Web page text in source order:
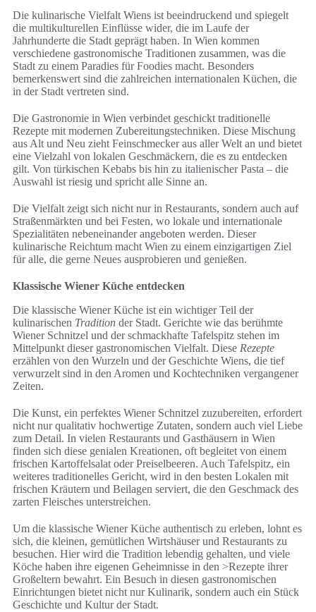
Die kulinarische Vielfalt Wiens ist beeindruckend und spiegelt
die multikulturellen Einflüsse wider, die im Laufe der
Jahrhunderte die Stadt geprägt haben. In Wien kommen
verschiedene gastronomische Traditionen zusammen, was die
Stadt zu einem Paradies für Foodies macht. Besonders
bemerkenswert sind die zahlreichen internationalen Küchen, die
in der Stadt vertreten sind.
Die Gastronomie in Wien verbindet geschickt traditionelle
Rezepte mit modernen Zubereitungstechniken. Diese Mischung
aus Alt und Neu zieht Feinschmecker aus aller Welt an und bietet
eine Vielzahl von lokalen Geschmäckern, die es zu entdecken
gilt. Von türkischen Kebabs bis hin zu italienischer Pasta – die
Auswahl ist riesig und spricht alle Sinne an.
Die Vielfalt zeigt sich nicht nur in Restaurants, sondern auch auf
Straßenmärkten und bei Festen, wo lokale und internationale
Spezialitäten nebeneinander angeboten werden. Dieser
kulinarische Reichtum macht Wien zu einem einzigartigen Ziel
für alle, die gerne Neues ausprobieren und genießen.
Klassische Wiener Küche entdecken
Die klassische Wiener Küche ist ein wichtiger Teil der
kulinarischen Tradition der Stadt. Gerichte wie das berühmte
Wiener Schnitzel und der schmackhafte Tafelspitz stehen im
Mittelpunkt dieser gastronomischen Vielfalt. Diese Rezepte
erzählen von den Wurzeln und der Geschichte Wiens, die tief
verwurzelt sind in den Aromen und Kochtechniken vergangener
Zeiten.
Die Kunst, ein perfektes Wiener Schnitzel zuzubereiten, erfordert
nicht nur qualitativ hochwertige Zutaten, sondern auch viel Liebe
zum Detail. In vielen Restaurants und Gasthäusern in Wien
finden sich diese genialen Kreationen, oft begleitet von einem
frischen Kartoffelsalat oder Preiselbeeren. Auch Tafelspitz, ein
weiteres traditionelles Gericht, wird in den besten Lokalen mit
frischen Kräutern und Beilagen serviert, die den Geschmack des
zarten Fleisches unterstreichen.
Um die klassische Wiener Küche authentisch zu erleben, lohnt es
sich, die kleinen, gemütlichen Wirtshäuser und Restaurants zu
besuchen. Hier wird die Tradition lebendig gehalten, und viele
Köche haben ihre eigenen Geheimnisse in den >Rezepte ihrer
Großeltern bewahrt. Ein Besuch in diesen gastronomischen
Einrichtungen bietet nicht nur Kulinarik, sondern auch ein Stück
Geschichte und Kultur der Stadt.